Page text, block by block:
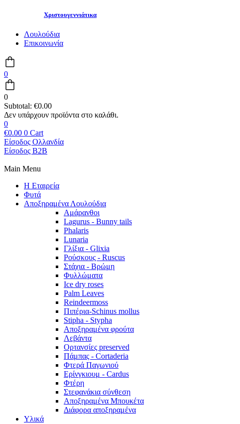
Χριστουγεννιάτικα
Λουλούδια
Επικοινωνία
0
0
Subtotal: €0.00
0
€0.00 0 Cart
Είσοδος Ολλανδία
Είσοδος B2B
Main Menu
Η Εταιρεία
Φυτά
Αποξηραμένα Λουλούδια
Αμάρανθοι
Lagurus - Bunny tails
Phalaris
Lunaria
Γλίξια - Glixia
Ρούσκους - Ruscus
Στάχια - Βρώμη
Φυλλώματα
Ice dry roses
Palm Leaves
Reindeermoss
Πιπέρια-Schinus mollus
Stipha - Stypha
Αποξηραμένα φρούτα
Λεβάντα
Ορτανσίες preserved
Πάμπας - Cortaderia
Φτερά Παγωνιού
Ερίνγκιουμ - Cardus
Φτέρη
Στεφανάκια σύνθεση
Αποξηραμένα Μπουκέτα
Διάφορα αποξηραμένα
Υλικά